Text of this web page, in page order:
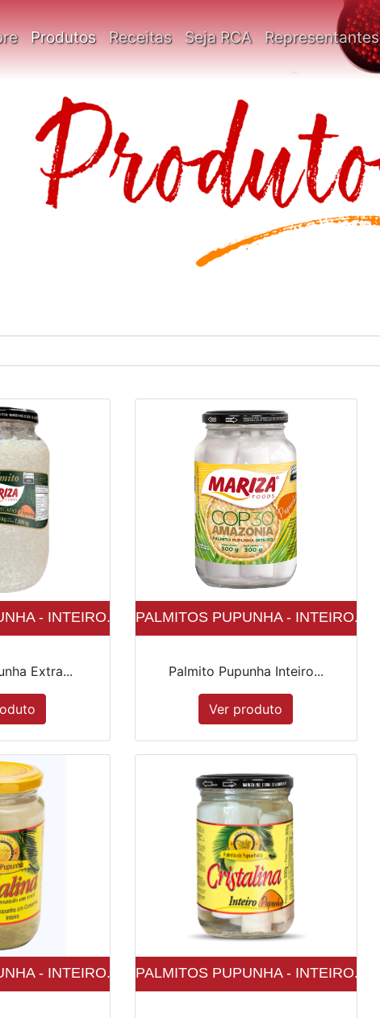
Produtos Receitas Seja RCA Representantes
- INTEIRO...
Extra...
PALMITOS PUPUNHA - INTEIRO...
Palmito Pupunha Inteiro...
Ver produto
- INTEIRO... PALMITOS PUPUNHA - INTEIRO...